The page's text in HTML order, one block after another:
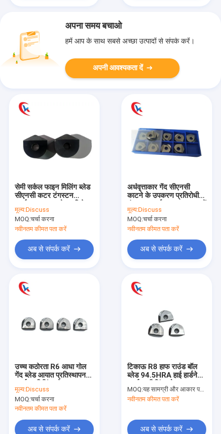
अपना समय बचाओ
हमें आप के साथ सबसे अच्छा उत्पादों से संपर्क करें।
अपनी आवश्यकता दें
सेमी सर्कल फाइन मिलिंग ब्लेड
सीएनसी कटर टंगस्टन
मूल्य:Discuss
MOQ:चर्चा करना
नवीनतम कीमत पता करें
अब से संपर्क करें
अर्धवृत्ताकार गेंद सीएनसी
काटने के उपकरण प्रतिरोधी
मूल्य:Discuss
MOQ:चर्चा करना
नवीनतम कीमत पता करें
अब से संपर्क करें
उच्च कठोरता R6 आधा गोल
गेंद ब्लेड आयात प्रतिस्थापन
मूल्य:Discuss
MOQ:चर्चा करना
नवीनतम कीमत पता करें
अब से संपर्क करें
टिकाऊ R8 हाफ राउंड बॉल
ब्लेड 94.5HRA हाई हार्डनेस
कार्बाइड मिलिंग ब्लेड
MOQ:यह सामग्री और आकार पर निर्भर करता है
नवीनतम कीमत पता करें
अब से संपर्क करें